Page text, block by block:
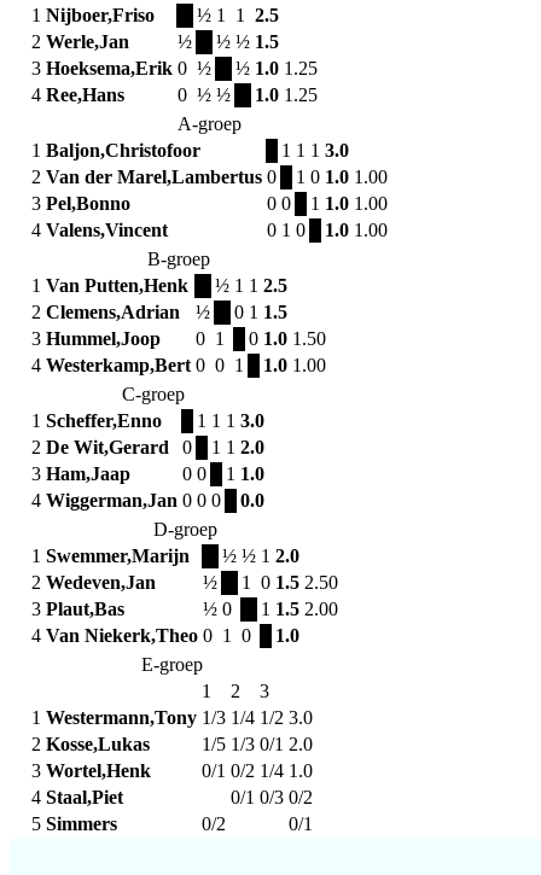
1 Nijboer,Friso ½ 1 1
2.5
2 Werle,Jan ½ ½ ½ 1.5
3 Hoeksema,Erik 0 ½ ½ 1.0 1.25
4 Ree,Hans 0 ½ ½ 1.0 1.25
A-groep
1 Baljon,Christofoor 1 1 1 3.0
2 Van der Marel,Lambertus 0 1 0 1.0 1.00
3 Pel,Bonno 0 0 1 1.0 1.00
4 Valens,Vincent 0 1 0 1.0 1.00
B-groep
1 Van Putten,Henk ½ 1 1 2.5
2 Clemens,Adrian ½ 0 1 1.5
3 Hummel,Joop 0 1 0 1.0 1.50
4 Westerkamp,Bert 0 0 1 1.0 1.00
C-groep
1 Scheffer,Enno 1 1 1 3.0
2 De Wit,Gerard 0 1 1 2.0
3 Ham,Jaap 0 0 1 1.0
4 Wiggerman,Jan 0 0 0
0.0
D-groep
1 Swemmer,Marijn ½ ½ 1 2.0
2 Wedeven,Jan ½ 1 0 1.5 2.50
3 Plaut,Bas ½ 0 1 1.5 2.00
4 Van Niekerk,Theo 0 1 0
1.0
E-groep
1
2
3
1 Westermann,Tony 1/3 1/4 1/2 3.0
2 Kosse,Lukas 1/5 1/3 0/1 2.0
3 Wortel,Henk 0/1 0/2 1/4 1.0
4 Staal,Piet 0/1 0/3 0/2
5 Simmers 0/2 0/1